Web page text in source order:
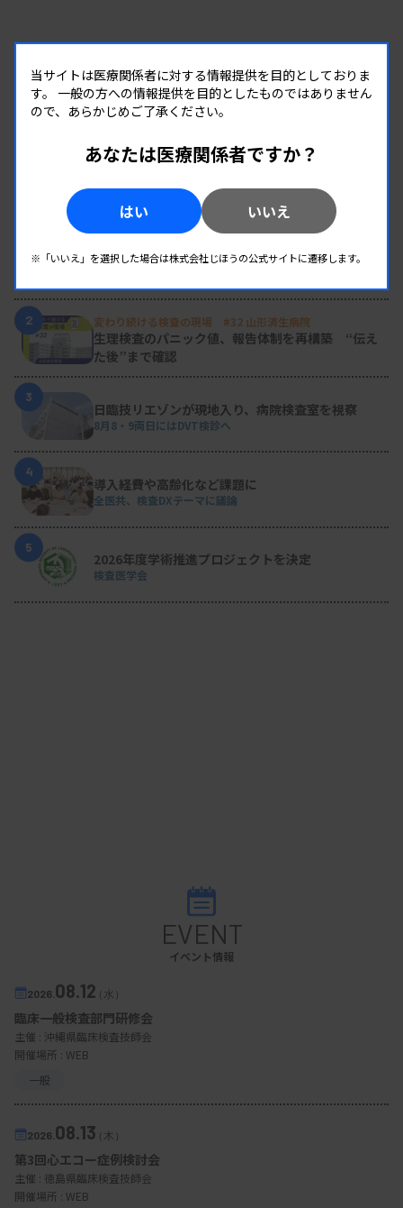
RANKING
人気の記事
新人臨床検査技師の歩き方 ［第16回］
2 変わり続ける検査の現場 #32 山形済生病院
生理検査のパニック値、報告体制を再構築 “伝え
た後”まで確認
3
日臨技リエゾンが現地入り、病院検査室を視察
8月8・9両日にはDVT検診へ
4
導入経費や高齢化など課題に
全医共、検査DXテーマに議論
5
2026年度学術推進プロジェクトを決定
検査医学会
EVENT
イベント情報
2026. 08.12（水）
臨床一般検査部門研修会
主催 : 沖縄県臨床検査技師会
開催場所 : WEB
一般
2026. 08.13（木）
第3回心エコー症例検討会
主催 : 徳島県臨床検査技師会
開催場所 : WEB
当サイトは医療関係者に対する情報提供を目的としておりま
す。 一般の方への情報提供を目的としたものではありません
ので、あらかじめご了承ください。
あなたは医療関係者ですか？
はい いいえ
※「いいえ」を選択した場合は株式会社じほうの公式サイトに遷移します。